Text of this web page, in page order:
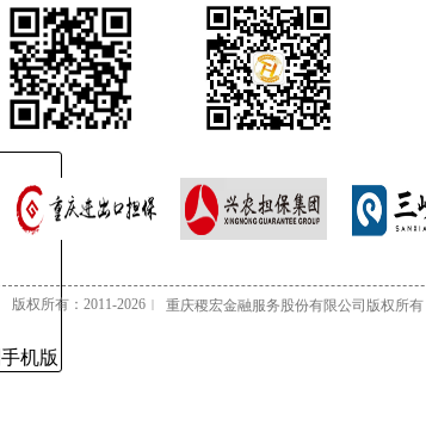
版权所有：2011-2026 | 重庆稷宏金融服务股份有限公司版权所有
机版